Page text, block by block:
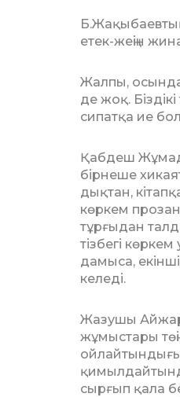
етек-жеңін
Жалпы,
де жоқ.
сипатқа ие
Қабдеш
бірнеше
дық­тан,
көркем
тұрғыдан
тізбегі көркем
дамыса,
келеді.
Жазушы
жұмыстары
сырғып қала